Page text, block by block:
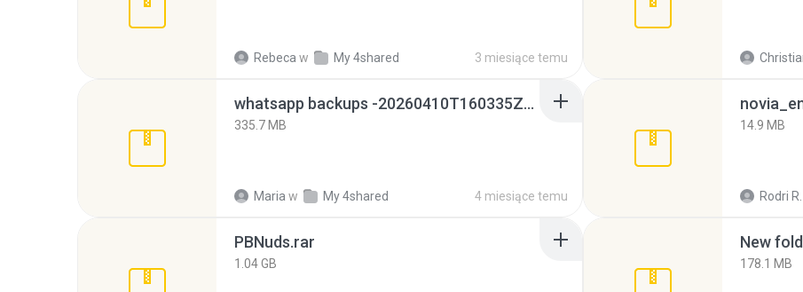
Rebeca w My 4shared 3 miesiące temu
whatsapp backups -20260410T160335Z-3-001.zip
335.7 MB
Maria w My 4shared 4 miesiące temu
14.9 MB
Rodri R.
PBNuds.rar
1.04 GB
New
178.1 MB